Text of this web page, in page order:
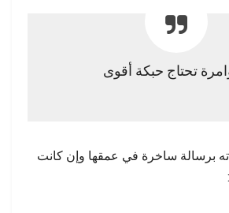
تحتاج حبكة أقوى
برسالة ساخرة في عمقها وإن كانت